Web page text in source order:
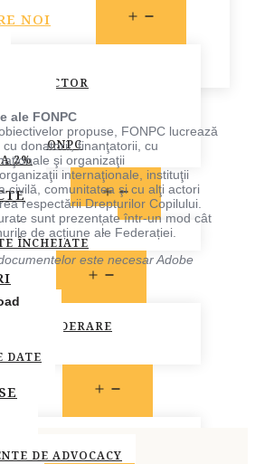
NOI
DIRECTOR
ACȚIUNE
FONPC
FONPC
2%
OPEN
MENU
ÎN DERULARE
ÎNCHEIATE
DE ADERARE
DATE
DE ADVOCACY
ale FONPC
propuse, FONPC lucrează
donatorii, finanţatorii, cu
şi organizaţii
internaţionale, instituţii
civilă, comunitatea şi cu alţi actori
respectării Drepturilor Copilului.
sunt prezentate într-un mod cât
de acțiune ale Federației.
este necesar Adobe